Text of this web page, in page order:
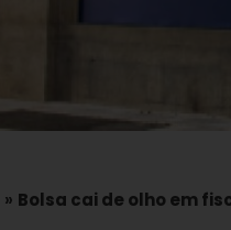
» Bolsa cai de olho em